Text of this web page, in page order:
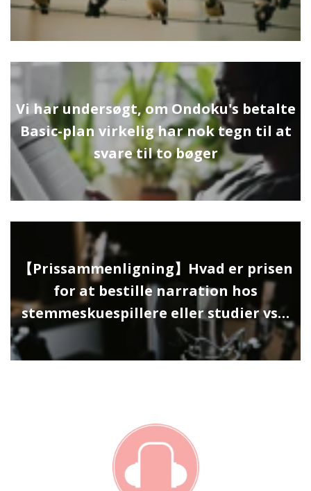
Vi har undersøgt, om Ondoku's betalte
Basic-plan virkelig har nok tegn til at
svare til to bøger
【Prissammenligning】Hvad er prisen
for at bestille narration hos
stemmeskuespillere eller studier vs…